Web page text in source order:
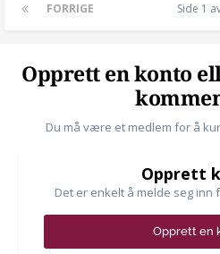
FORRIGE Side 1
Opprett en konto
Du må være et medlem for å
Opprett
Det er enkelt å melde seg inn
Opprett en